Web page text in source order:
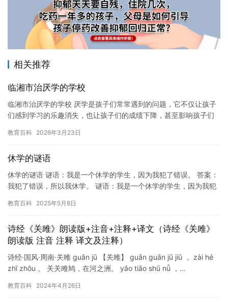
相关推荐
临湘市治厌学的学校
临湘市治厌学的学校 厌学是孩子们常常遇到的问题，它不仅让孩子
们感到学习的乐趣消失，也让孩子们的成绩下降，甚至影响孩子们
校，以…
教育百科 2026年3月23日
休学的谜语
休学的谜语 谜语：我是一个休学的学生，因为我犯了错误。 答案：
我犯了错误，所以我休学。 谜语：我是一个休学的学生，因为我犯
教育百科 2025年5月8日
诗经《关雎》朗读版+注音+注释+译文（诗经《关雎》
朗读版 注音 注释 译文及注释）
诗经·国风·周南·关雎 guān jū 【关雎】 guān guān jū jiū ， zài hé
zhī zhōu 。 关关雎鸠，在河之洲。 yǎo tiǎo shū nǚ ，…
教育百科 2024年4月26日